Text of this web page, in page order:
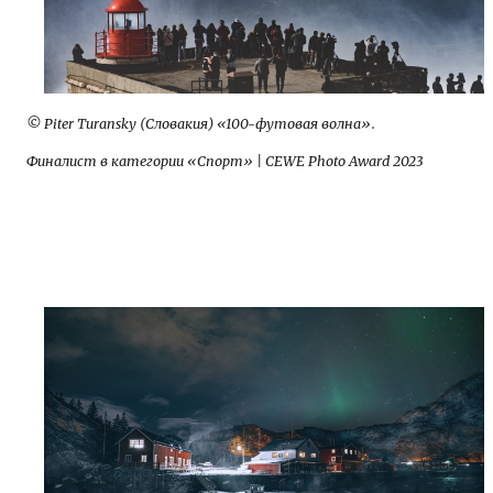
© Piter Turansky (Словакия) «100-футовая волна».
Финалист в категории «Спорт» | CEWE Photo Award 2023